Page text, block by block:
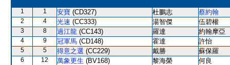
1 1 安寶 (CD327) 杜鵬志 蔡約翰
2 4 光速 (CC333) 湯智傑 伍碧權
3 8 過江龍 (CC143) 羅達 約翰摩亞
4 9 冠軍馬 (CD148) 霍達 許怡
5 5 得意之選 (CC229) 戴勝 蘇保羅
6 12 萬象更生 (BV168) 黎海榮 何良